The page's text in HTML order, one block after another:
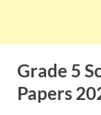
Grade 5
Papers